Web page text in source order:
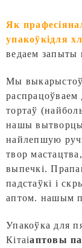
Як
упакоўкідля
ведаем запыты
Мы
распрацоўваем
тортаў
нашы
найлепшую
твор
выпечкі.
падстаўкі і
аптом. нашым
Упакоўка для
Кітаіаптовы